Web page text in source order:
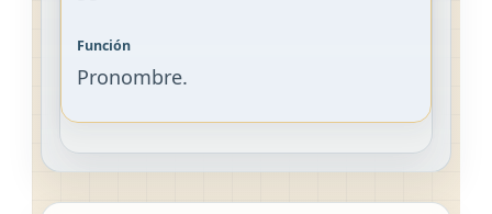
Pronombre.